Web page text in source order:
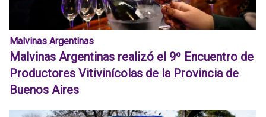
Malvinas Argentinas
Malvinas Argentinas realizó el 9º Encuentro de
Productores Vitivinícolas de la Provincia de
Buenos Aires